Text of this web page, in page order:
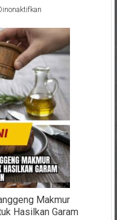
pada
Akar
Budaya
Bumi
15
Anggota
Dewan
Kebudayaan
Kabupaten
Kediri
Resmi
Dilantik
Makmur
Hasilkan Garam